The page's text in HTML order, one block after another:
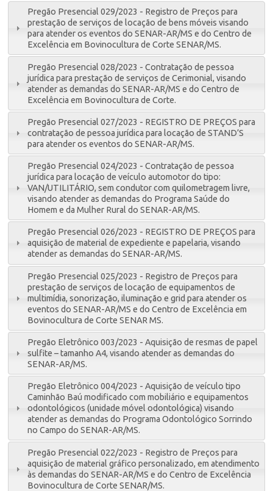
Pregão Presencial 029/2023 - Registro de Preços para
prestação de serviços de locação de bens móveis visando
para atender os eventos do SENAR-AR/MS e do Centro de
Excelência em Bovinocultura de Corte SENAR/MS.
Pregão Presencial 028/2023 - Contratação de pessoa
jurídica para prestação de serviços de Cerimonial, visando
atender as demandas do SENAR-AR/MS e do Centro de
Excelência em Bovinocultura de Corte.
Pregão Presencial 027/2023 - REGISTRO DE PREÇOS para
contratação de pessoa jurídica para locação de STAND’S
para atender os eventos do SENAR-AR/MS.
Pregão Presencial 024/2023 - Contratação de pessoa
jurídica para locação de veículo automotor do tipo:
VAN/UTILITÁRIO, sem condutor com quilometragem livre,
visando atender as demandas do Programa Saúde do
Homem e da Mulher Rural do SENAR-AR/MS.
Pregão Presencial 026/2023 - REGISTRO DE PREÇOS para
aquisição de material de expediente e papelaria, visando
atender as demandas do SENAR-AR/MS.
Pregão Presencial 025/2023 - Registro de Preços para
prestação de serviços de locação de equipamentos de
multimídia, sonorização, iluminação e grid para atender os
eventos do SENAR-AR/MS e do Centro de Excelência em
Bovinocultura de Corte SENAR MS.
Pregão Eletrônico 003/2023 - Aquisição de resmas de papel
sulfite – tamanho A4, visando atender as demandas do
SENAR-AR/MS.
Pregão Eletrônico 004/2023 - Aquisição de veículo tipo
Caminhão Baú modificado com mobiliário e equipamentos
odontológicos (unidade móvel odontológica) visando
atender as demandas do Programa Odontológico Sorrindo
no Campo do SENAR-AR/MS.
Pregão Presencial 022/2023 - Registro de Preços para
aquisição de material gráfico personalizado, em atendimento
às demandas do SENAR-AR/MS e do Centro de Excelência
Bovinocultura de Corte SENAR/MS.